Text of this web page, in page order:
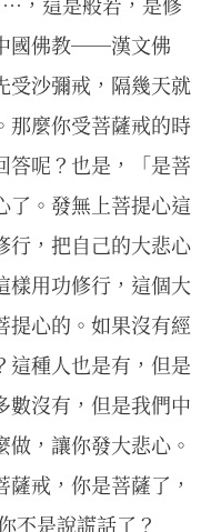
國佛教──漢文佛
受沙彌戒，隔幾天就
那麼你受菩薩戒的時
答呢？也是，「是菩
了。發無上菩提心這
行，把自己的大悲心
樣用功修行，這個大
提心的。如果沒有經
這種人也是有，但是
數沒有，但是我們中
，讓你發大悲心。
戒，你是菩薩了，
不是說謊話了？